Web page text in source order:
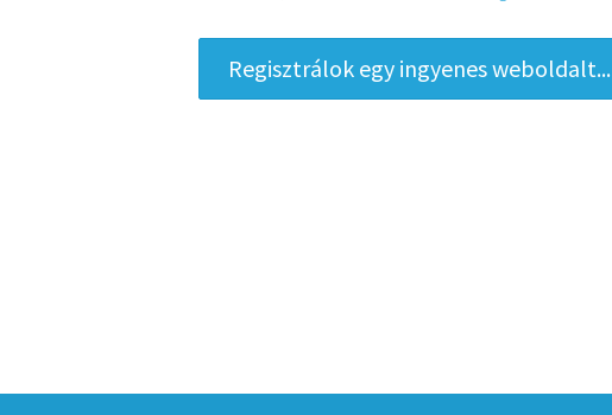
Regisztrálok egy ingyenes weboldalt...